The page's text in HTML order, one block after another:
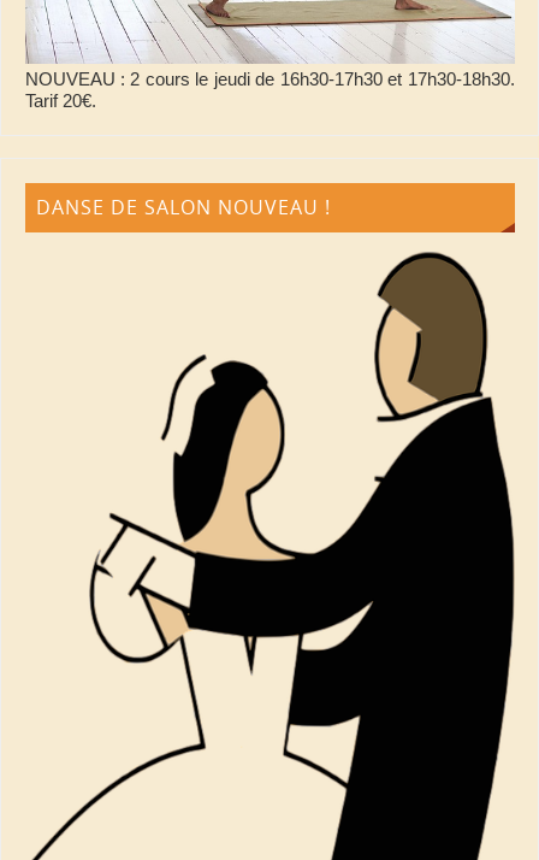
NOUVEAU : 2 cours le jeudi de 16h30-17h30 et 17h30-18h30.
Tarif 20€.
DANSE DE SALON NOUVEAU !